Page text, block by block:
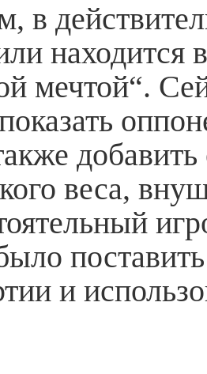
в
находится
мечтой“.
добавить
веса,
поставить
и